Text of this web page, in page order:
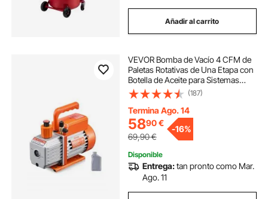
Añadir al carrito
VEVOR Bomba de Vacío 4 CFM de
Paletas Rotativas de Una Etapa con
Botella de Aceite para Sistemas
HVAC, Bomba de Vacío para
Mantenimiento de Aire
Acondicionado Automotriz,
Desgasificación de Resina
(187)
Termina Ago. 14
5890€
69,90€
-16%
Disponible
Entrega:tan pronto como Mar.
Ago. 11